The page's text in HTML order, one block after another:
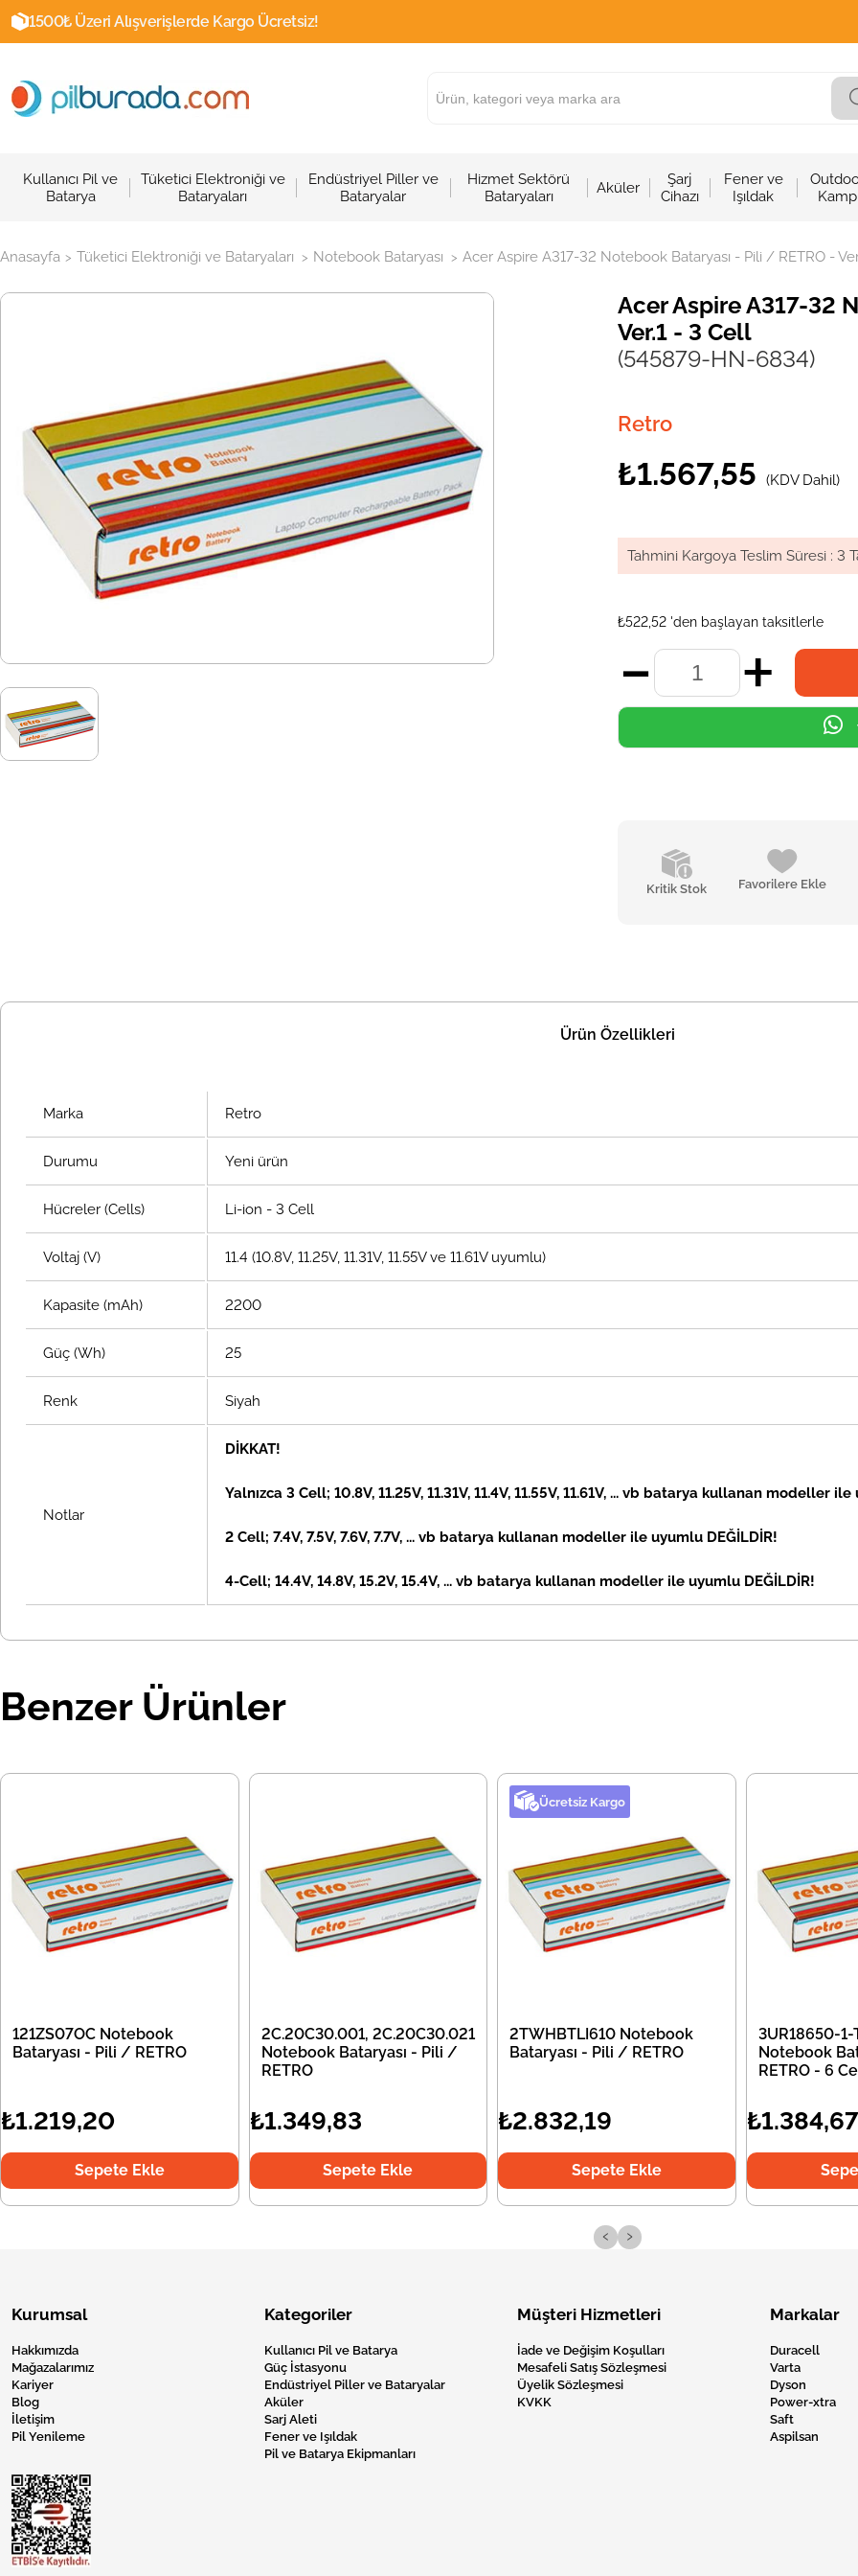
1500₺ Üzeri Alışverişlerde Kargo Ücretsiz!
Kullanıcı Pil ve
Batarya
Tüketici Elektroniği ve
Bataryaları
Endüstriyel Piller ve
Bataryalar
Hizmet Sektörü
Bataryaları
Aküler
Şarj
Cihazı
Fener ve
Işıldak
Kamp
Anasayfa > Tüketici Elektroniği ve Bataryaları > Notebook Bataryası > Acer Aspire A317-32 Notebook Bataryası - Pili / RETRO -
Acer Aspire A317-32
Ver.1 - 3 Cell
(545879-HN-6834)
Retro
₺1.567,55 (KDV Dahil)
Tahmini Kargoya Teslim Süresi : 3
₺522,52 'den başlayan taksitlerle
Kritik Stok Favorilere Ekle
Ürün Özellikleri
Marka Retro
Durumu Yeni ürün
Hücreler (Cells) Li-ion - 3 Cell
Voltaj (V) 11.4 (10.8V, 11.25V, 11.31V, 11.55V ve 11.61V uyumlu)
Kapasite (mAh) 2200
Güç (Wh) 25
Renk Siyah
Notlar
DİKKAT!
Yalnızca 3 Cell; 10.8V, 11.25V, 11.31V, 11.4V, 11.55V, 11.61V, ... vb batarya kullanan modeller
2 Cell; 7.4V, 7.5V, 7.6V, 7.7V, ... vb batarya kullanan modeller ile uyumlu DEĞİLDİR!
4-Cell; 14.4V, 14.8V, 15.2V, 15.4V, ... vb batarya kullanan modeller ile uyumlu DEĞİLDİR!
Benzer Ürünler
121ZS07OC Notebook
Bataryası - Pili / RETRO
₺1.219,20
Sepete Ekle
2C.20C30.001, 2C.20C30.021
Notebook Bataryası - Pili /
RETRO
₺1.349,83
Sepete Ekle
Ücretsiz Kargo
2TWHBTLI610 Notebook
Bataryası - Pili / RETRO
₺2.832,19
Sepete Ekle
3UR18650-
Notebook
RETRO - 6
₺1.384,67
‹ ›
Kurumsal
Hakkımızda
Mağazalarımız
Kariyer
Blog
İletişim
Pil Yenileme
Kategoriler
Kullanıcı Pil ve Batarya
Güç İstasyonu
Endüstriyel Piller ve Bataryalar
Aküler
Sarj Aleti
Fener ve Işıldak
Pil ve Batarya Ekipmanları
Müşteri Hizmetleri
İade ve Değişim Koşulları
Mesafeli Satış Sözleşmesi
Üyelik Sözleşmesi
KVKK
Markalar
Duracell
Varta
Dyson
Power-xtra
Saft
Aspilsan